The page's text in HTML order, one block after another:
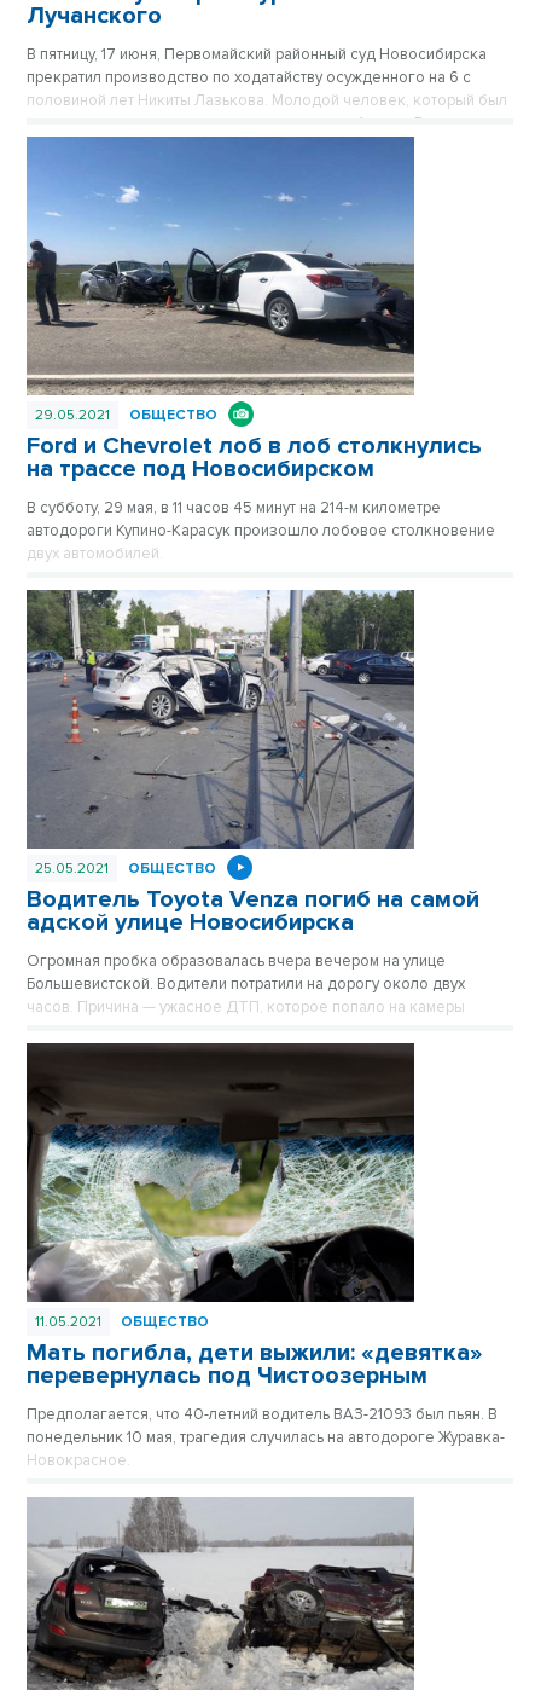
Лучанского
В пятницу, 17 июня, Первомайский районный суд Новосибирска
прекратил производство по ходатайству осужденного на 6 с
половиной лет Никиты Лазькова. Молодой человек, который был
признан виновником смерти тележурналиста Антона Лучанского,
29.05.2021 ОБЩЕСТВО
Ford и Chevrolet лоб в лоб столкнулись
на трассе под Новосибирском
В субботу, 29 мая, в 11 часов 45 минут на 214-м километре
автодороги Купино-Карасук произошло лобовое столкновение
двух автомобилей.
25.05.2021 ОБЩЕСТВО
Водитель Toyota Venza погиб на самой
адской улице Новосибирска
Огромная пробка образовалась вчера вечером на улице
Большевистской. Водители потратили на дорогу около двух
часов. Причина — ужасное ДТП, которое попало на камеры
11.05.2021 ОБЩЕСТВО
Мать погибла, дети выжили: «девятка»
перевернулась под Чистоозерным
Предполагается, что 40-летний водитель ВАЗ-21093 был пьян. В
понедельник 10 мая, трагедия случилась на автодороге Журавка-
Новокрасное.